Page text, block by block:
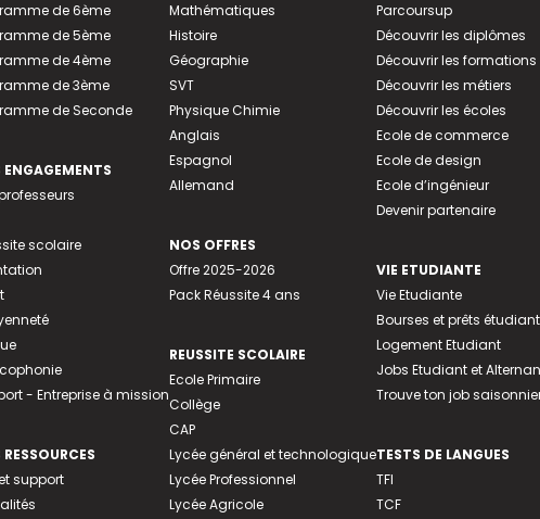
de 6ème
de 5ème
de 4ème
de 3ème
de Seconde
ENGAGEMENTS
scolaire
- Entreprise à mission
support
Mathématiques
Histoire
Géographie
SVT
Physique Chimie
Anglais
Espagnol
Allemand
NOS OFFRES
Offre 2025-2026
Pack Réussite 4 ans
REUSSITE SCOLAIRE
Ecole Primaire
Collège
CAP
Lycée général et technologique
Lycée Professionnel
Lycée Agricole
Parcoursup
Découvrir les diplômes
Découvrir les formations
Découvrir les métiers
Découvrir les écoles
Ecole de commerce
Ecole de design
Ecole d’ingénieur
Devenir partenaire
VIE ETUDIANTE
Vie Etudiante
Bourses et prêts
Logement Etudiant
Jobs Etudiant et
Trouve ton job
TESTS DE LANGUES
TFI
TCF